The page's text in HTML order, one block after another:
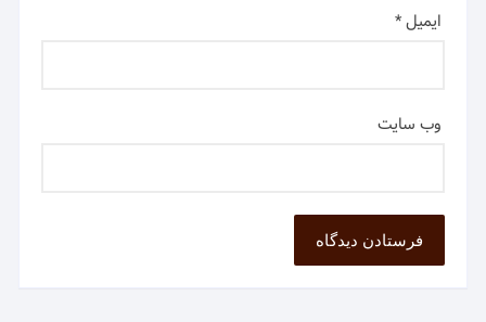
ایمیل*
وب‌ سایت